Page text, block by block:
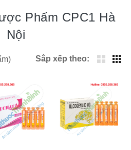
Phẩm CPC1 Hà
Nội
Sắp xếp theo: